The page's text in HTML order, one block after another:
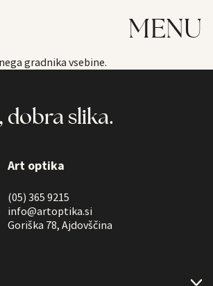
MENU
gradnika vsebine.
dobra slika.
Art optika
(05) 365 9215
info@artoptika.si
Goriška 78, Ajdovščina